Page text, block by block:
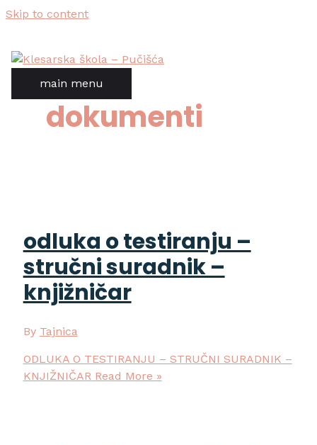
Skip to content
main menu
dokumenti
odluka o testiranju –
stručni suradnik –
knjižničar
By Tajnica
ODLUKA O TESTIRANJU – STRUČNI SURADNIK –
KNJIŽNIČARRead More »